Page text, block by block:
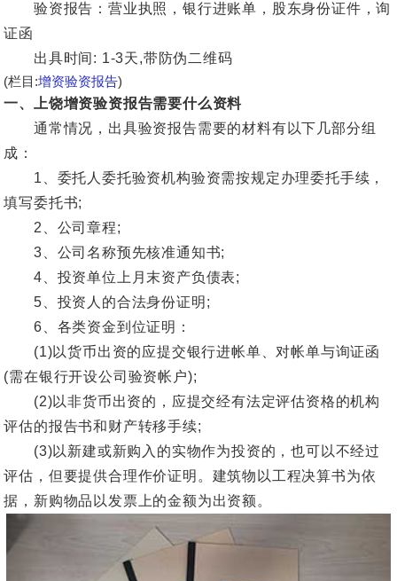
验资报告：营业执照，银行进账单，股东身份证件，询
证函
出具时间: 1-3天,带防伪二维码
(栏目:增资验资报告)
一、上饶增资验资报告需要什么资料
通常情况，出具验资报告需要的材料有以下几部分组
成：
1、委托人委托验资机构验资需按规定办理委托手续，
填写委托书;
2、公司章程;
3、公司名称预先核准通知书;
4、投资单位上月末资产负债表;
5、投资人的合法身份证明;
6、各类资金到位证明：
(1)以货币出资的应提交银行进帐单、对帐单与询证函
(需在银行开设公司验资帐户);
(2)以非货币出资的，应提交经有法定评估资格的机构
评估的报告书和财产转移手续;
(3)以新建或新购入的实物作为投资的，也可以不经过
评估，但要提供合理作价证明。建筑物以工程决算书为依
据，新购物品以发票上的金额为出资额。